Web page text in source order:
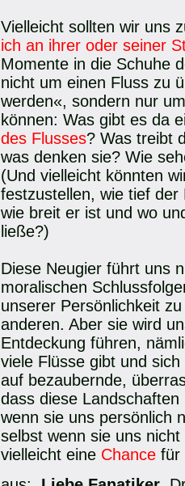
Vielleicht sollten wir uns
ich an ihrer oder seiner
Momente in die Schuhe
nicht um einen Fluss zu
werden«, sondern nur
können: Was gibt es da
des Flusses? Was treibt
was denken sie? Wie
(Und vielleicht könnten
festzustellen, wie tief
wie breit er ist und wo
ließe?)
Diese Neugier führt uns
moralischen
unserer Persönlichkeit
anderen. Aber sie wird
Entdeckung führen,
viele Flüsse gibt und
auf bezaubernde,
dass diese
wenn sie uns persönlich
selbst wenn sie uns
vielleicht eine Chance für